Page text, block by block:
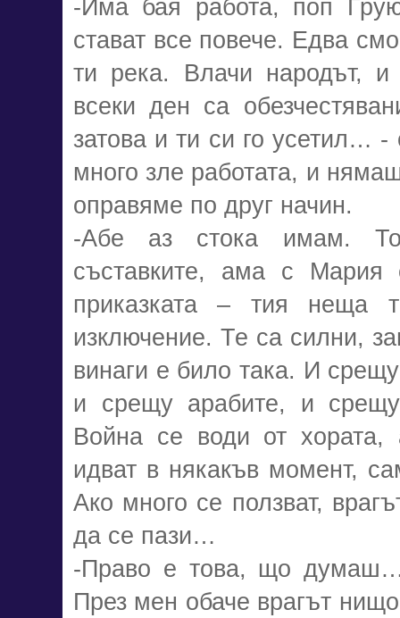
-Има бая работа, поп
стават все повече. Едва
ти река. Влачи народът,
всеки ден са
затова и ти си го усетил…
много зле работата, и
оправяме по друг начин.
-Абе аз стока имам.
съставките, ама с
приказката – тия неща
изключение. Те са силни,
винаги е било така. И
и срещу арабите, и
Война се води от
идват в някакъв момент,
Ако много се ползват,
да се пази…
-Право е това, що
През мен обаче врагът